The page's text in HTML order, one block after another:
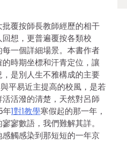
覆按師長教師經歷的相干
想，更普遍覆按各類校
一個詳細場景。本書作者
時期坐標和汗青定位，讓
是別人生不雅構成的主要
平易近主提高的校風，是若
活潑的清楚，天然對呂師
年1對1教學寒假起的那一年，
寥數語，我們難解其詳。
觸感染到那短短的一年京